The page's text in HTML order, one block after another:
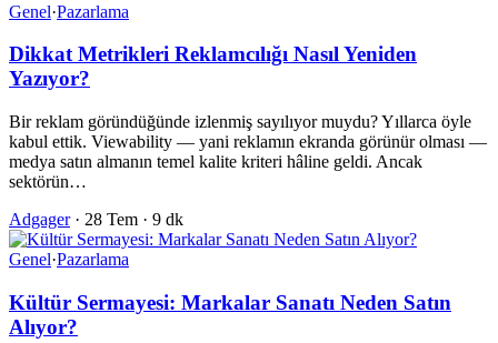
Genel·Pazarlama
Dikkat Metrikleri Reklamcılığı Nasıl Yeniden
Yazıyor?
Bir reklam göründüğünde izlenmiş sayılıyor muydu? Yıllarca öyle
kabul ettik. Viewability — yani reklamın ekranda görünür olması —
medya satın almanın temel kalite kriteri hâline geldi. Ancak
sektörün…
Adgager · 28 Tem · 9 dk
Genel·Pazarlama
Kültür Sermayesi: Markalar Sanatı Neden Satın
Alıyor?